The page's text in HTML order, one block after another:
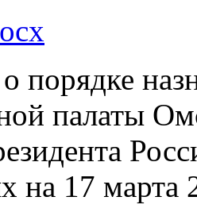
порядке
палаты
на 17 марта